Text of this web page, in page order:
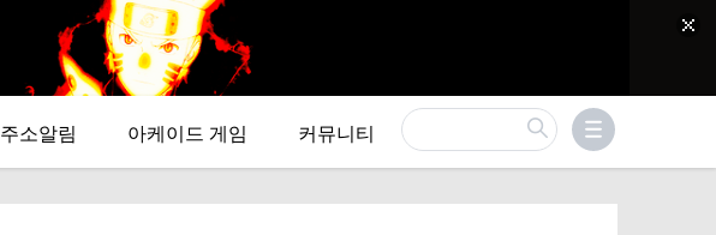
주소알림 아케이드 게임 커뮤니티